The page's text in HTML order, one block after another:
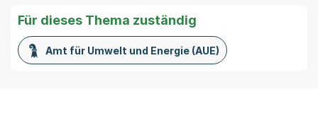
Für dieses Thema zuständig
Amt für Umwelt und Energie (AUE)